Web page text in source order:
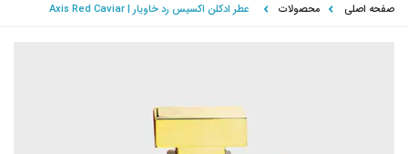
صفحه اصلی محصولات عطر ادکلن اکسیس رد خاویار | Axis Red Caviar